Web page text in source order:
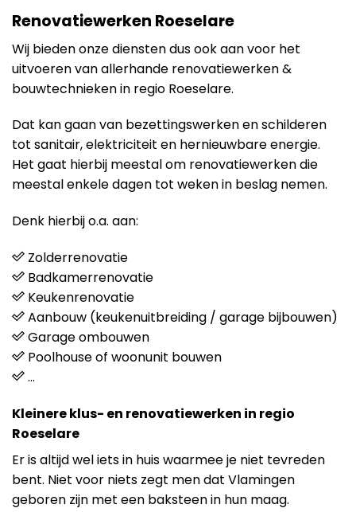
Renovatiewerken Roeselare
Wij bieden onze diensten dus ook aan voor het
uitvoeren van allerhande renovatiewerken &
bouwtechnieken in regio Roeselare.
Dat kan gaan van bezettingswerken en schilderen
tot sanitair, elektriciteit en hernieuwbare energie.
Het gaat hierbij meestal om renovatiewerken die
meestal enkele dagen tot weken in beslag nemen.
Denk hierbij o.a. aan:
Zolderrenovatie
Badkamerrenovatie
Keukenrenovatie
Aanbouw (keukenuitbreiding / garage bijbouwen)
Garage ombouwen
Poolhouse of woonunit bouwen
…
Kleinere klus- en renovatiewerken in regio
Roeselare
Er is altijd wel iets in huis waarmee je niet tevreden
bent. Niet voor niets zegt men dat Vlamingen
geboren zijn met een baksteen in hun maag.